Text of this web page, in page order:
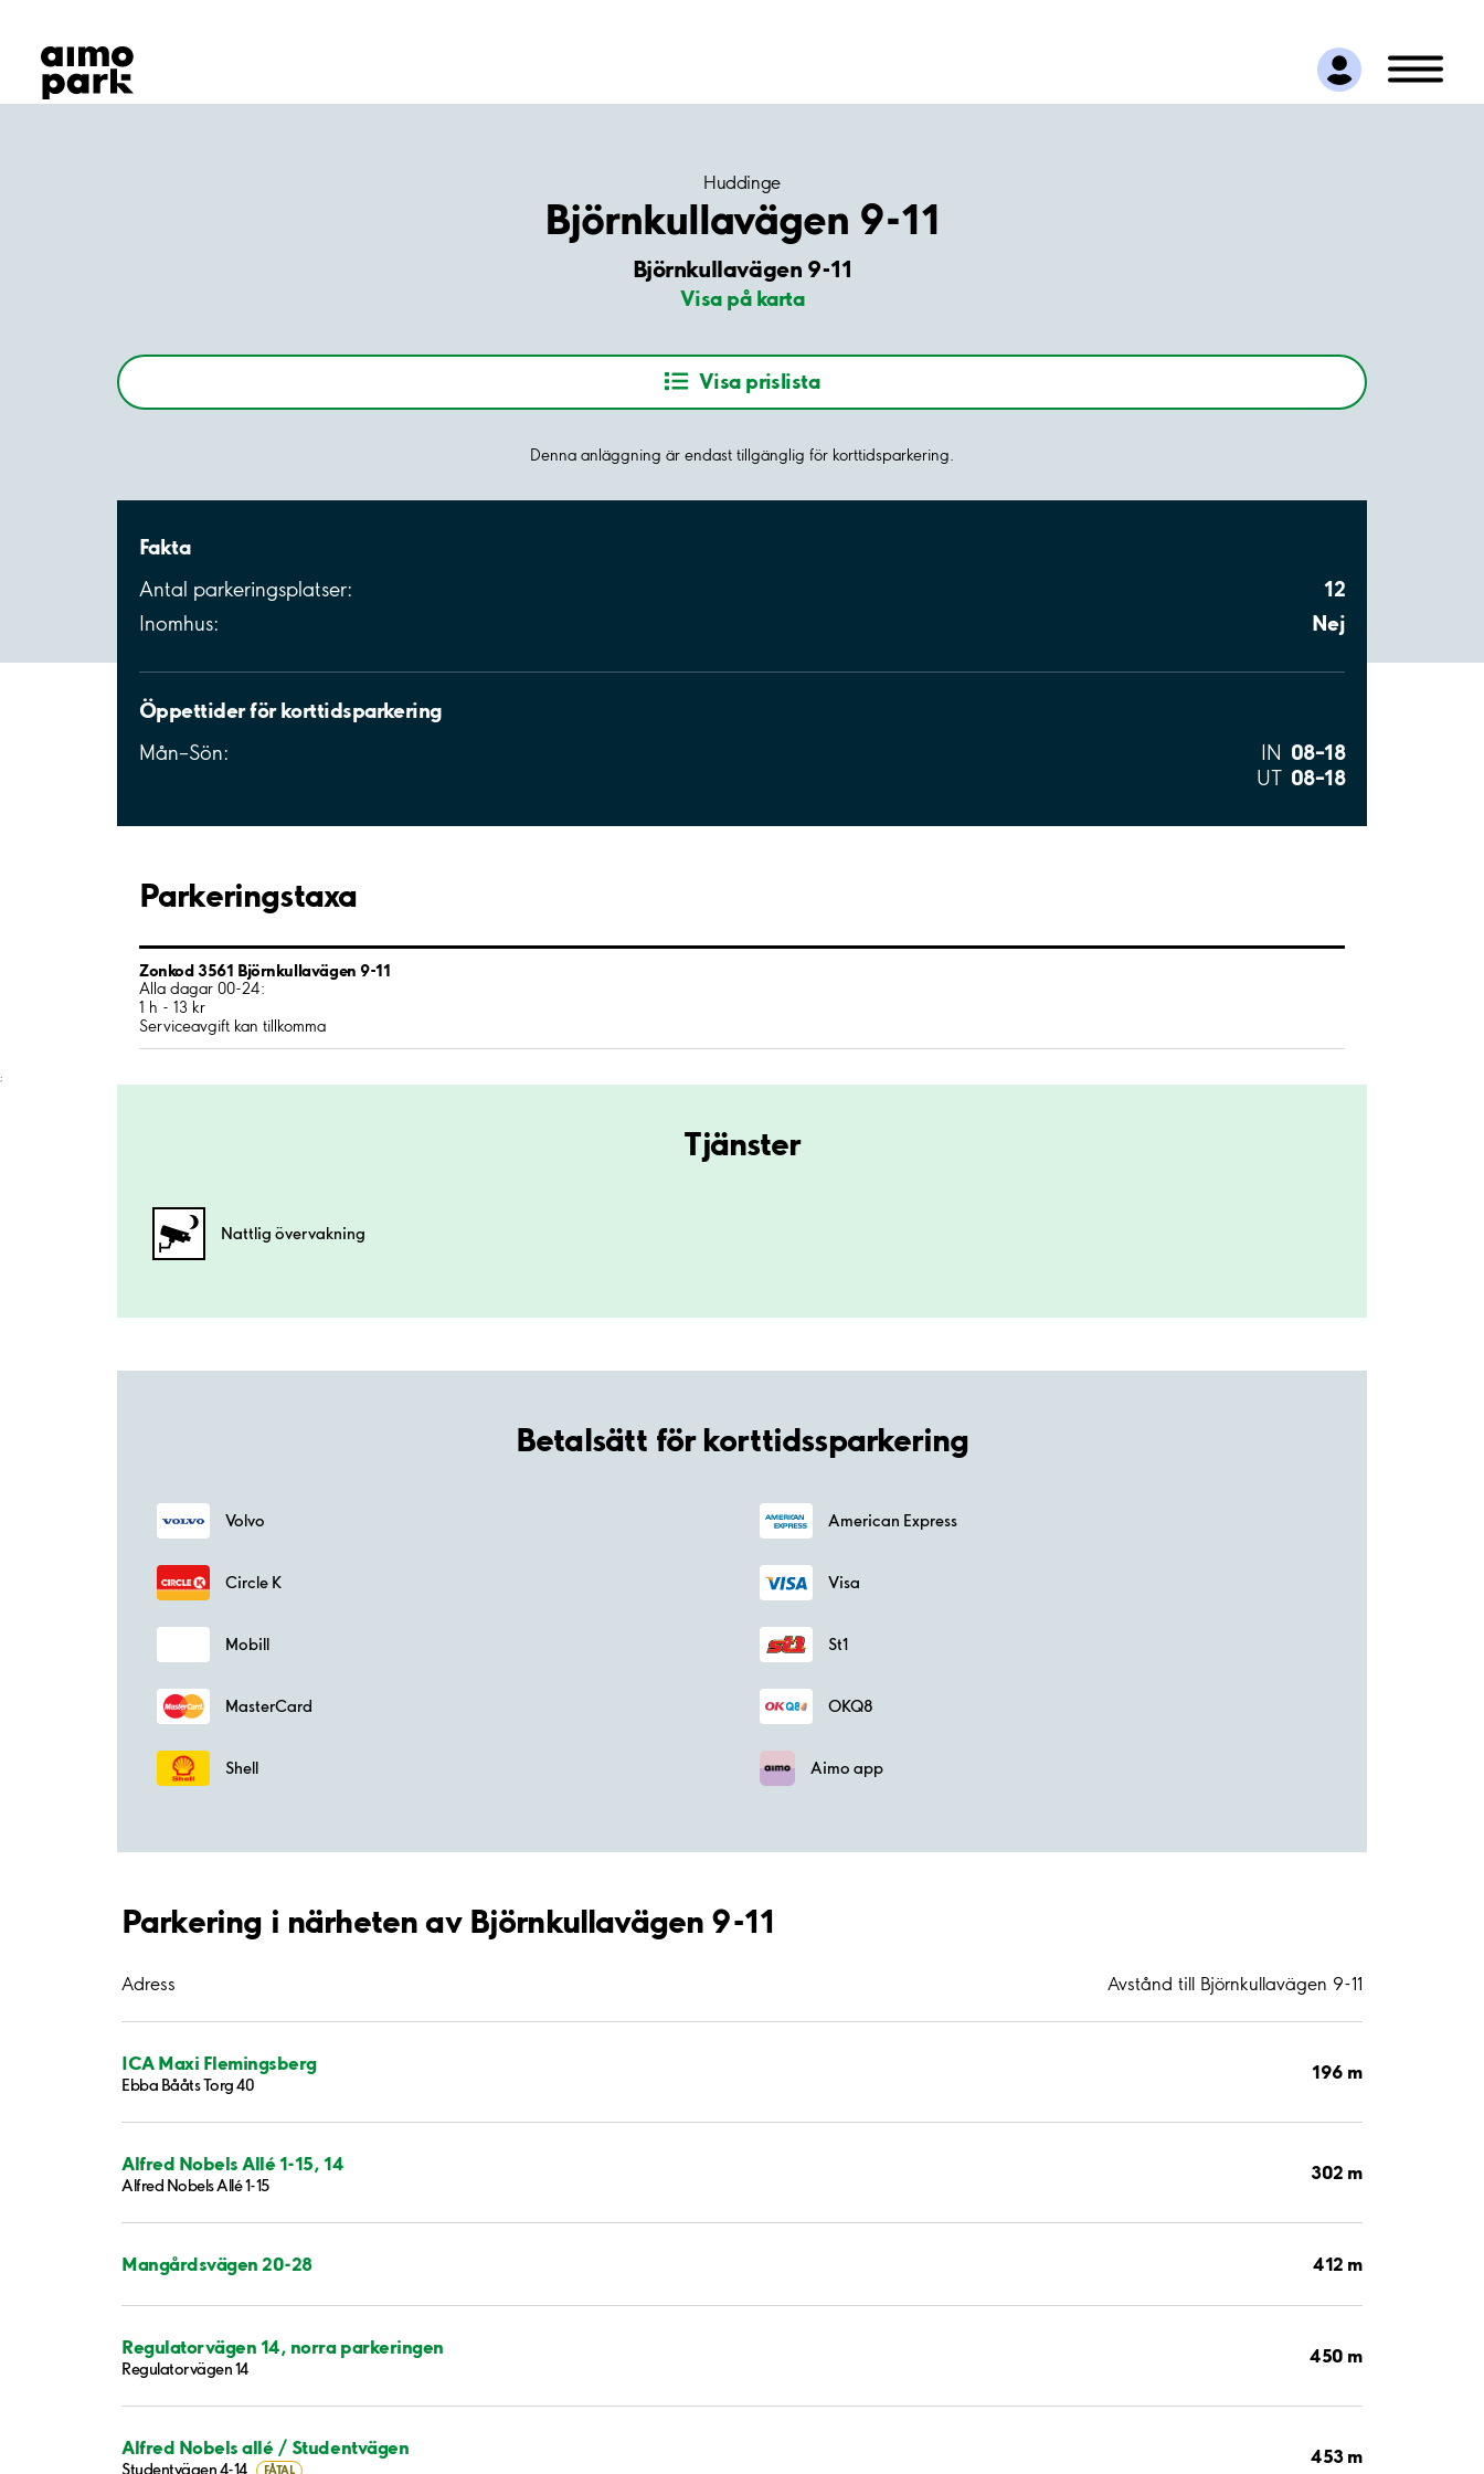
Hitta parkering
Samarbete
Kundservice
Huddinge
Björnkullavägen 9-11
Björnkullavägen 9-11
Visa på karta
Visa prislista
Denna anläggning är endast tillgänglig för korttidsparkering.
Fakta
Antal parkeringsplatser: 12
Inomhus: Nej
Öppettider för korttidsparkering
Mån–Sön: IN 08–18
UT 08–18
Parkeringstaxa
Zonkod 3561 Björnkullavägen 9-11
Alla dagar 00-24:
1 h - 13 kr
Serviceavgift kan tillkomma
;
Tjänster
Nattlig övervakning
Betalsätt för korttidssparkering
Volvo American Express
Circle K Visa
Mobill St1
MasterCard OKQ8
Shell Aimo app
Parkering i närheten av Björnkullavägen 9-11
Adress Avstånd till Björnkullavägen 9-11
ICA Maxi Flemingsberg
Ebba Bååts Torg 40
196 m
Alfred Nobels Allé 1-15, 14
Alfred Nobels Allé 1-15
302 m
Mangårdsvägen 20-28 412 m
Regulatorvägen 14, norra parkeringen
Regulatorvägen 14
450 m
Alfred Nobels allé / Studentvägen
FÅTAL
453 m